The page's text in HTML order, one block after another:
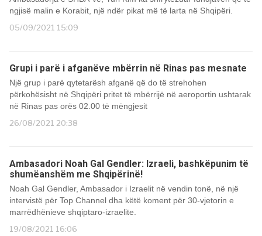
ngjisë malin e Korabit, një ndër pikat më të larta në Shqipëri.
05/09/2021 15:09
Grupi i parë i afganëve mbërrin në Rinas pas mesnate
Një grup i parë qytetarësh afganë që do të strehohen
përkohësisht në Shqipëri pritet të mbërrijë në aeroportin ushtarak
në Rinas pas orës 02.00 të mëngjesit
26/08/2021 20:38
Ambasadori Noah Gal Gendler: Izraeli, bashkëpunim të
shumëanshëm me Shqipërinë!
Noah Gal Gendler, Ambasador i Izraelit në vendin tonë, në një
intervistë për Top Channel dha këtë koment për 30-vjetorin e
marrëdhënieve shqiptaro-izraelite.
19/08/2021 16:06